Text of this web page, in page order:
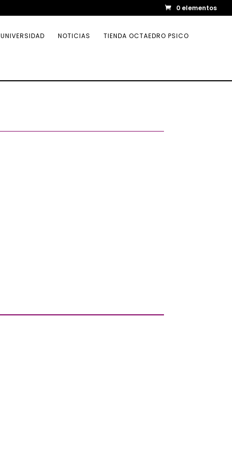
0 elementos
UNIVERSIDAD NOTICIAS TIENDA OCTAEDRO PSICO